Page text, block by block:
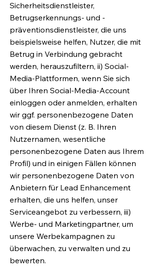
Sicherheitsdienstleister,
Betrugserkennungs- und -
präventionsdienstleister, die uns
beispielsweise helfen, Nutzer, die mit
Betrug in Verbindung gebracht
werden, herauszufiltern, ii) Social-
Media-Plattformen, wenn Sie sich
über Ihren Social-Media-Account
einloggen oder anmelden, erhalten
wir ggf. personenbezogene Daten
von diesem Dienst (z. B. Ihren
Nutzernamen, wesentliche
personenbezogene Daten aus Ihrem
Profil) und in einigen Fällen können
wir personenbezogene Daten von
Anbietern für Lead Enhancement
erhalten, die uns helfen, unser
Serviceangebot zu verbessern, iii)
Werbe- und Marketingpartner, um
unsere Werbekampagnen zu
überwachen, zu verwalten und zu
bewerten.